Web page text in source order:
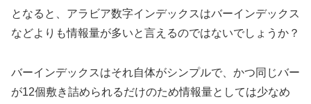
となると、アラビア数字インデックスはバーインデックス
などよりも情報量が多いと言えるのではないでしょうか？
バーインデックスはそれ自体がシンプルで、かつ同じバー
が12個敷き詰められるだけのため情報量としては少なめ